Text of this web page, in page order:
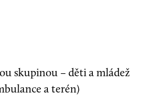
skupinou – děti a mládež
a terén)